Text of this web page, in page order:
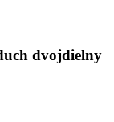
dvojdielny